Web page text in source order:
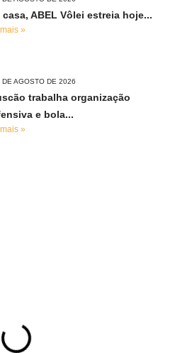
casa, ABEL Vôlei estreia hoje...
»
DE AGOSTO DE 2026
trabalha organização
e bola...
»